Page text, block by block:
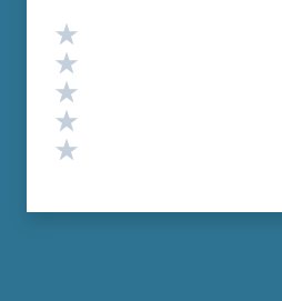
Valutazione